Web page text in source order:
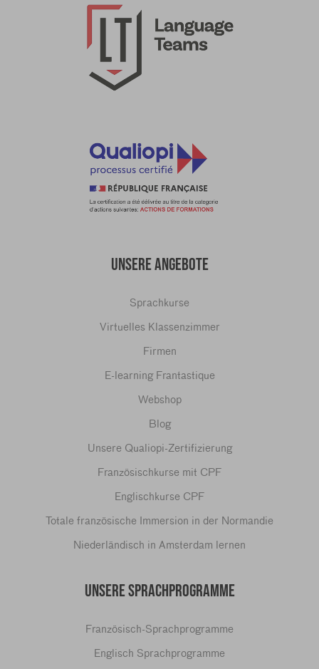
UNSERE ANGEBOTE
Sprachkurse
Virtuelles Klassenzimmer
Firmen
E-learning Frantastique
Webshop
Blog
Unsere Qualiopi-Zertifizierung
Französischkurse mit CPF
Englischkurse CPF
Totale französische Immersion in der Normandie
Niederländisch in Amsterdam lernen
UNSERE SPRACHPROGRAMME
Französisch-Sprachprogramme
Englisch Sprachprogramme